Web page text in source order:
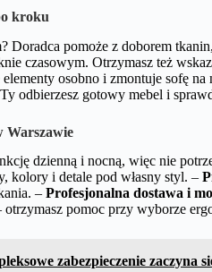
kroku
Doradca pomoże z doborem
czasowym. Otrzymasz też
osobno i zmontuje sofę na
odbierzesz gotowy mebel i
Warszawie
dzienną i nocną, więc nie
kolory i detale pod własny styl. –
– Profesjonalna dostawa i
otrzymasz pomoc przy wyborze
zabezpieczenie zaczyna